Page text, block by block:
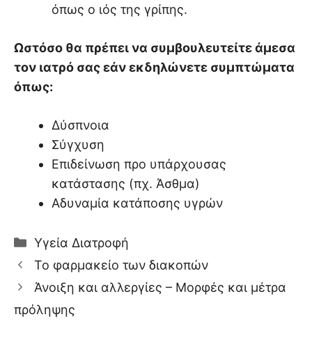
όπως ο ιός της γρίπης.
Ωστόσο θα πρέπει να συμβουλευτείτε άμεσα
τον ιατρό σας εάν εκδηλώνετε συμπτώματα
όπως:
Δύσπνοια
Σύγχυση
Επιδείνωση προ υπάρχουσας
κατάστασης (πχ. Άσθμα)
Αδυναμία κατάποσης υγρών
Κατηγορίες
Υγεία Διατροφή
Το φαρμακείο των διακοπών
Άνοιξη και αλλεργίες – Μορφές και μέτρα
πρόληψης